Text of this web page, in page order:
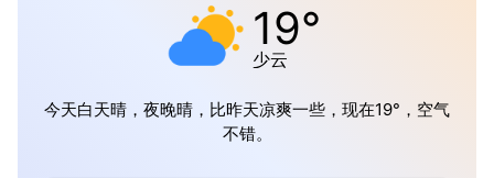
19°
少云
今天白天晴，夜晚晴，比昨天凉爽一些，现在19°，空气
不错。